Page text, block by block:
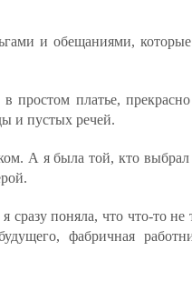
и обещаниями, которые
простом платье,
и пустых речей.
А я была той, кто выбрал
сразу поняла, что что-то
фабричная